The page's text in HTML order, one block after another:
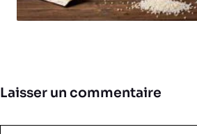
Laisser un commentaire